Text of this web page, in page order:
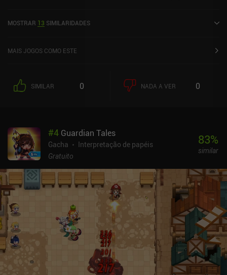
em modos de jogo de combate, nos quais usamos nossos heróis de
Embora vários jogos tenham tentado essa combinação, o que
precisemos fabricar machados em nosso reino para consertar uma
ponte que está bloqueando nosso caminho no modo de
mas ele é suportável no Cookie Run porque o combate é apenas
metade da jogabilidade geral, e usá-lo coloca você em uma grande
desvantagem, pois ele dispara habilidades aleatoriamente.
um sistema de gacha e atualizando-os gastando geleias de
estrelas obtidas em nosso reino.As principais desvantagens são
que o jogo fica lento mesmo em dispositivos de última geração e
que a coleta dos recursos necessários para a progressão exige
visitas frequentes ao nosso reino durante o dia para reiniciar as
produções.Cookie Run: Kingdom é monetizado por meio de um
Battle Pass de US$ 4,99 e iAPs usados para o sistema de gacha e
para recuperar a energia necessária para entrar em combate. O
jogo é relativamente generoso no fornecimento de moeda premium
gratuita, portanto, embora os jogadores pagantes tenham uma
MOSTRAR 13 SIMILARIDADES
MAIS JOGOS COMO ESTE
SIMILAR 0 NADA A VER 0
#4 Guardian Tales
Gacha
Interpretação de papéis
Gratuito
83%
similar